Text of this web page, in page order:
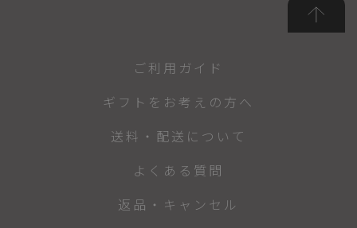
ご利用ガイド
ギフトをお考えの方へ
送料・配送について
よくある質問
返品・キャンセル